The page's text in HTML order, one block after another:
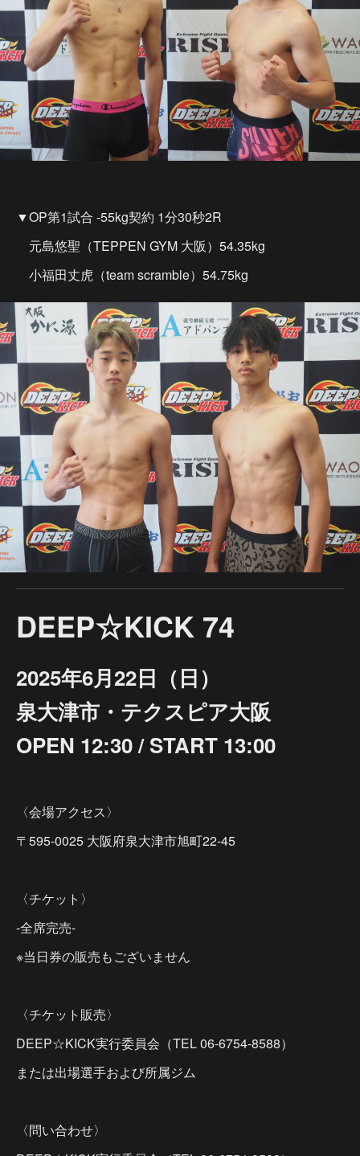
▼OP第1試合 -55kg契約 1分30秒2R
元島悠聖（TEPPEN GYM 大阪）54.35kg
小福田丈虎（team scramble）54.75kg
DEEP☆KICK 74
2025年6月22日（日）
泉大津市・テクスピア大阪
OPEN 12:30 / START 13:00
〈会場アクセス〉
〒595-0025 大阪府泉大津市旭町22-45
〈チケット〉
-全席完売-
※当日券の販売もございません
〈チケット販売〉
DEEP☆KICK実行委員会（TEL 06-6754-8588）
または出場選手および所属ジム
〈問い合わせ〉